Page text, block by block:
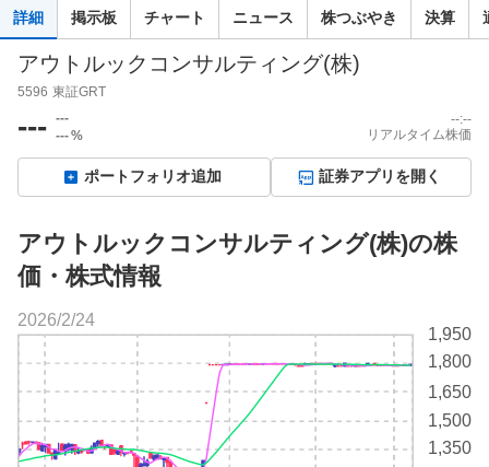
せ
詳細 掲示板 チャート ニュース 株つぶやき 決算
アウトルックコンサルティング(株)
5596 東証GRT
--- ---
---%
--:--
リアルタイム株価
ポートフォリオ追加 証券アプリを開く
アウトルックコンサルティング(株)の株
価・株式情報
1,350
1,500
1,650
1,800
1,950
2026/2/24